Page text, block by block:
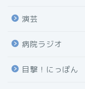
演芸
病院ラジオ
目撃！にっぽん